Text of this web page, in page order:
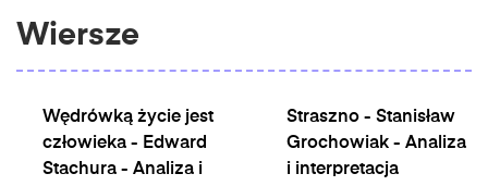
Wiersze
Wędrówką życie jest
człowieka - Edward
Stachura - Analiza i
Straszno - Stanisław
Grochowiak - Analiza
i interpretacja